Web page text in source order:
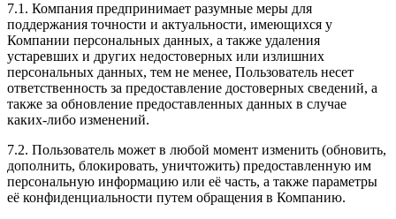
7.1. Компания предпринимает разумные меры для
поддержания точности и актуальности, имеющихся у
Компании персональных данных, а также удаления
устаревших и других недостоверных или излишних
персональных данных, тем не менее, Пользователь несет
ответственность за предоставление достоверных сведений, а
также за обновление предоставленных данных в случае
каких-либо изменений.
7.2. Пользователь может в любой момент изменить (обновить,
дополнить, блокировать, уничтожить) предоставленную им
персональную информацию или её часть, а также параметры
её конфиденциальности путем обращения в Компанию.